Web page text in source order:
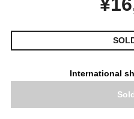
International